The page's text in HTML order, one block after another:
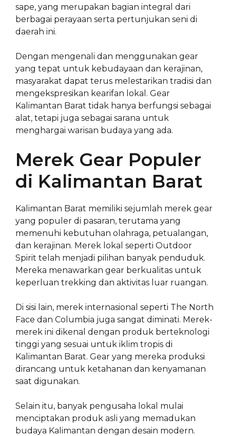
sape, yang merupakan bagian integral dari
berbagai perayaan serta pertunjukan seni di
daerah ini.
Dengan mengenali dan menggunakan gear
yang tepat untuk kebudayaan dan kerajinan,
masyarakat dapat terus melestarikan tradisi dan
mengekspresikan kearifan lokal. Gear
Kalimantan Barat tidak hanya berfungsi sebagai
alat, tetapi juga sebagai sarana untuk
menghargai warisan budaya yang ada.
Merek Gear Populer
di Kalimantan Barat
Kalimantan Barat memiliki sejumlah merek gear
yang populer di pasaran, terutama yang
memenuhi kebutuhan olahraga, petualangan,
dan kerajinan. Merek lokal seperti Outdoor
Spirit telah menjadi pilihan banyak penduduk.
Mereka menawarkan gear berkualitas untuk
keperluan trekking dan aktivitas luar ruangan.
Di sisi lain, merek internasional seperti The North
Face dan Columbia juga sangat diminati. Merek-
merek ini dikenal dengan produk berteknologi
tinggi yang sesuai untuk iklim tropis di
Kalimantan Barat. Gear yang mereka produksi
dirancang untuk ketahanan dan kenyamanan
saat digunakan.
Selain itu, banyak pengusaha lokal mulai
menciptakan produk asli yang memadukan
budaya Kalimantan dengan desain modern.